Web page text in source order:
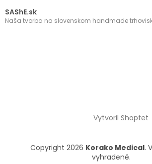
SAShE.sk
Naša tvorba na slovenskom handmade
Vytvoril Shoptet
Copyright 2026 Korako Medical.
vyhradené.